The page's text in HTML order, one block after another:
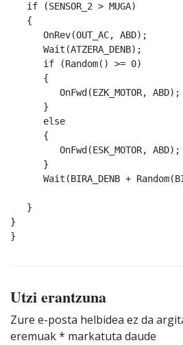
   if (SENSOR_2 > MUGA)		// Soinuak muga gainditu
   {
      OnRev(OUT_AC, ABD);	// Atzera
      Wait(ATZERA_DENB);
      if (Random() >= 0)	// ezk-esk biratu ausaz
      {
         OnFwd(EZK_MOTOR, ABD);
      }
      else
      {
         OnFwd(ESK_MOTOR, ABD);
      }
Wait(BIRA_DENB +
   }
}
}
Utzi erantzuna
Zure e-posta helbidea ez da
eremuak* markatuta daude